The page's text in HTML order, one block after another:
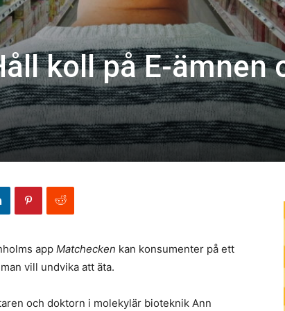
koll på E-ämnen
app Matchecken kan konsumenter på ett
man vill undvika att äta.
och doktorn i molekylär bioteknik Ann